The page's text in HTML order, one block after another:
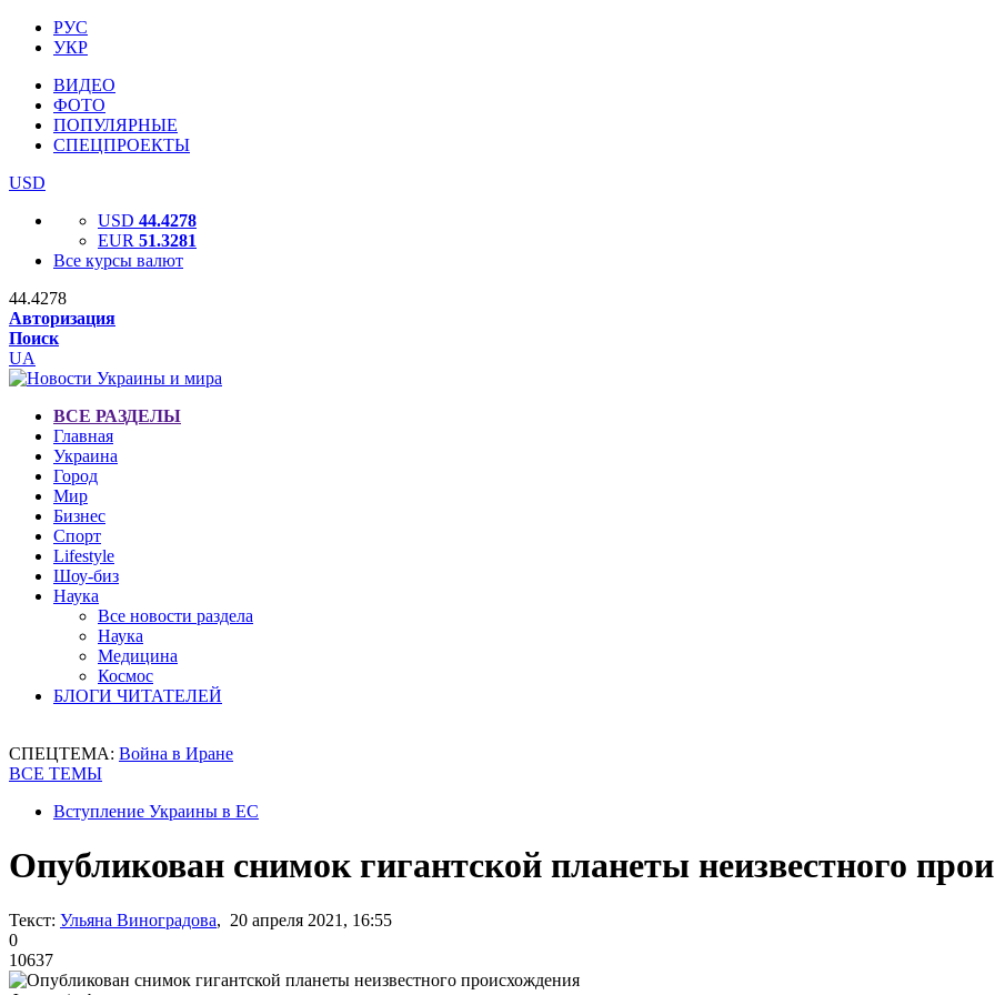
РУС
УКР
ВИДЕО
ФОТО
ПОПУЛЯРНЫЕ
СПЕЦПРОЕКТЫ
USD
USD 44.4278
EUR 51.3281
Все курсы валют
44.4278
Авторизация
Поиск
UA
ВСЕ РАЗДЕЛЫ
Главная
Украина
Город
Мир
Бизнес
Спорт
Lifestyle
Шоу-биз
Наука
Все новости раздела
Наука
Медицина
Космос
БЛОГИ ЧИТАТЕЛЕЙ
СПЕЦТЕМА: Война в Иране
ВСЕ ТЕМЫ
Вступление Украины в ЕС
Опубликован снимок гигантской планеты неизвестного
Текст: Ульяна Виноградова, 20 апреля 2021, 16:55
0
10637